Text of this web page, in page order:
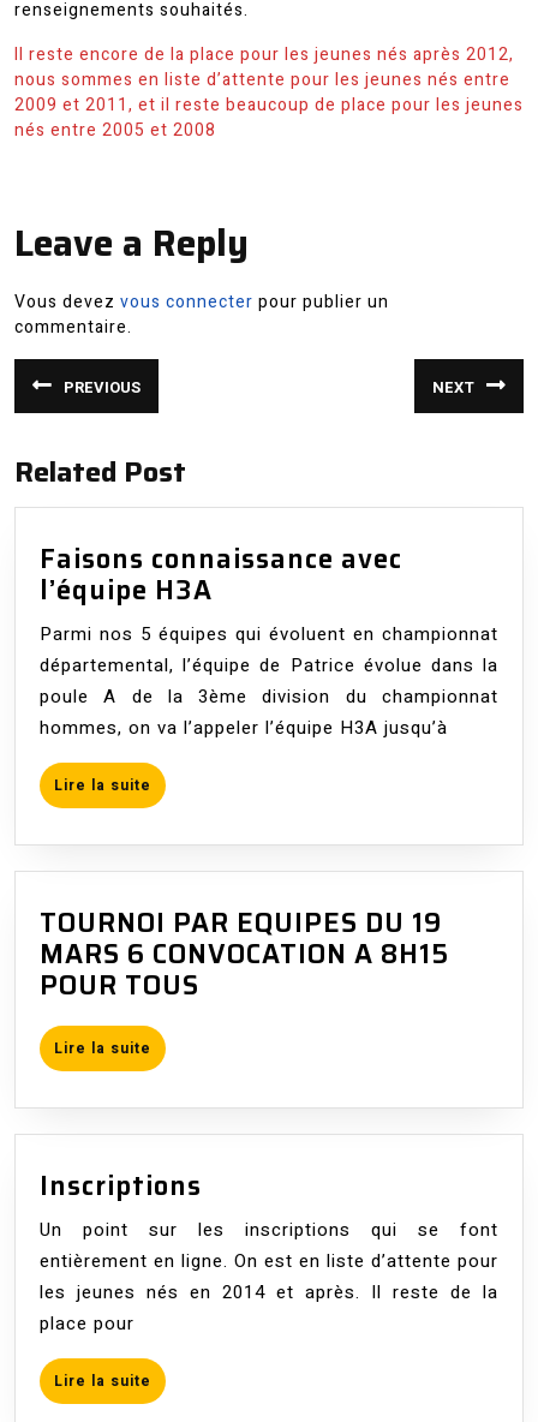
renseignements souhaités.
Il reste encore de la place pour les jeunes nés après 2012,
nous sommes en liste d’attente pour les jeunes nés entre
2009 et 2011, et il reste beaucoup de place pour les jeunes
nés entre 2005 et 2008
Leave a Reply
Vous devez vous connecter pour publier un
commentaire.
Navigation
de
l’article
PREVIOUS
Article
précédent
NEXT
Article
suivant
Related Post
Faisons connaissance avec
l’équipe H3A
connaissance
avec
l’équipe
H3A
Parmi nos 5 équipes qui évoluent en championnat
départemental, l’équipe de Patrice évolue dans la
poule A de la 3ème division du championnat
hommes, on va l’appeler l’équipe H3A jusqu’à
Lire la suite Lire
la
TOURNOI PAR EQUIPES DU 19
MARS 6 CONVOCATION A 8H15
POUR TOUS
19
MARS
6
CONVOCATION
A
8H15
POUR
Lire la suite Lire
la
Inscriptions
Un point sur les inscriptions qui se font
entièrement en ligne. On est en liste d’attente pour
les jeunes nés en 2014 et après. Il reste de la
place pour
Lire la suite Lire
la